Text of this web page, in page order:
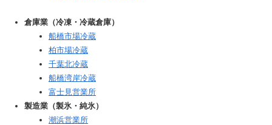
倉庫業（冷凍・冷蔵倉庫）
船橋市場冷蔵
柏市場冷蔵
千葉北冷蔵
船橋湾岸冷蔵
富士見営業所
製造業（製氷・純氷）
潮浜営業所